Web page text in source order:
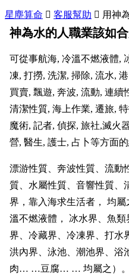
星塵算命  客服幫助  用神
神為水的人職業該如
可從事航海, 冷溫不燃液體,
凍, 打撈, 洗潔, 掃除, 流水,
買賣, 飄遊, 奔波, 流動, 連續
清潔性質, 海上作業, 遷旅,
魔術, 記者, 偵探, 旅社,滅火
營, 醫生, 護士, 占卜等方面的
漂游性質、奔波性質、流動
質、水屬性質、音響性質、
界，靠入海求生活者， 均
溫不燃液體， 冰水界、魚
界、冷藏界、冷凍界、打水
洪內界、泳池、潮池界、浴
肉… …豆腐… … 均屬之）。